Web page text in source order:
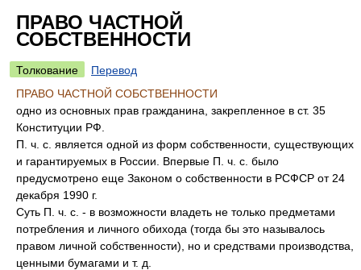
ПРАВО ЧАСТНОЙ
СОБСТВЕННОСТИ
Толкование
Перевод
ПРАВО ЧАСТНОЙ СОБСТВЕННОСТИ
одно из основных прав гражданина, закрепленное в ст. 35
Конституции РФ.
П. ч. с. является одной из форм собственности, существующих
и гарантируемых в России. Впервые П. ч. с. было
предусмотрено еще Законом о собственности в РСФСР от 24
декабря 1990 г.
Суть П. ч. с. - в возможности владеть не только предметами
потребления и личного обихода (тогда бы это называлось
правом личной собственности), но и средствами производства,
ценными бумагами и т. д.